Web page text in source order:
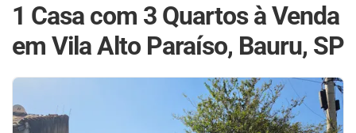
1 Casa com 3 Quartos à Venda
em Vila Alto Paraíso, Bauru, SP